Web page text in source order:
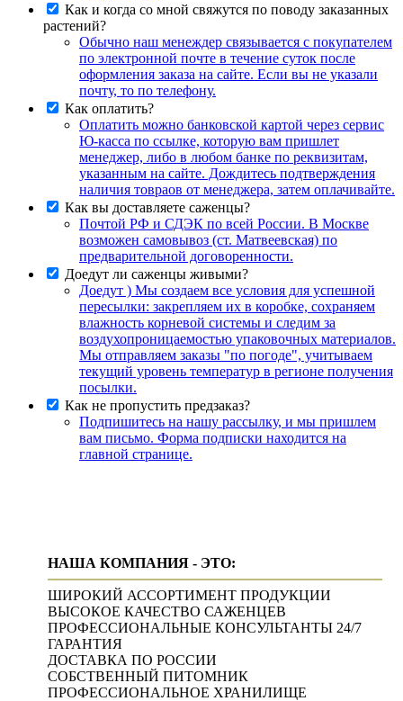
Как и когда со мной свяжутся по поводу заказанных
растений?
Обычно наш менеждер связывается с покупателем
по электронной почте в течение суток после
оформления заказа на сайте. Если вы не указали
почту, то по телефону.
Как оплатить?
Оплатить можно банковской картой через сервис
Ю-касса по ссылке, которую вам пришлет
менеджер, либо в любом банке по реквизитам,
указанным на сайте. Дождитесь подтверждения
наличия товраов от менеджера, затем оплачивайте.
Как вы доставляете саженцы?
Почтой РФ и СДЭК по всей России. В Москве
возможен самовывоз (ст. Матвеевская) по
предварительной договоренности.
Доедут ли саженцы живыми?
Доедут ) Мы создаем все условия для успешной
пересылки: закрепляем их в коробке, сохраняем
влажность корневой системы и следим за
воздухопроницаемостью упаковочных материалов.
Мы отправляем заказы "по погоде", учитываем
текущий уровень температур в регионе получения
посылки.
Как не пропустить предзаказ?
Подпишитесь на нашу рассылку, и мы пришлем
вам письмо. Форма подписки находится на
главной странице.
НАША КОМПАНИЯ - ЭТО:
ШИРОКИЙ АССОРТИМЕНТ ПРОДУКЦИИ
ВЫСОКОЕ КАЧЕСТВО САЖЕНЦЕВ
ПРОФЕССИОНАЛЬНЫЕ КОНСУЛЬТАНТЫ 24/7
ГАРАНТИЯ
ДОСТАВКА ПО РОССИИ
СОБСТВЕННЫЙ ПИТОМНИК
ПРОФЕССИОНАЛЬНОЕ ХРАНИЛИЩЕ